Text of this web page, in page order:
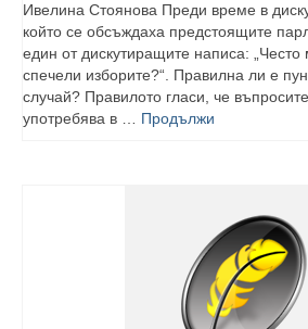
Ивелина Стоянова Преди време в
който се обсъждаха предстоящите
един от дискутиращите написа:
спечели изборите?“. Правилна ли е
случай? Правилото гласи, че
употребява в … Продължи